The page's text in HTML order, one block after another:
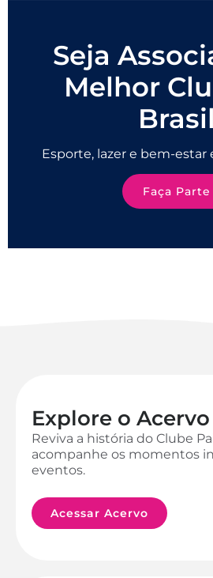
Seja
Melhor
Brasil
Esporte, lazer e bem-estar
Faça Parte
Explore o
Reviva a história do Clube
acompanhe os momentos
eventos.
Acessar Acervo